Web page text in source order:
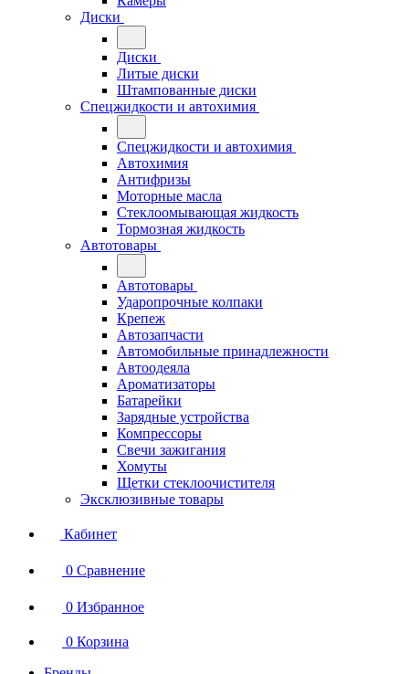
Диски
Диски
Литые диски
Штампованные диски
Спецжидкости и автохимия
Спецжидкости и автохимия
Автохимия
Антифризы
Моторные масла
Стеклоомывающая жидкость
Тормозная жидкость
Автотовары
Автотовары
Ударопрочные колпаки
Крепеж
Автозапчасти
Автомобильные принадлежности
Автоодеяла
Ароматизаторы
Батарейки
Зарядные устройства
Компрессоры
Свечи зажигания
Хомуты
Щетки стеклоочистителя
Эксклюзивные товары
Кабинет
0 Сравнение
0 Избранное
0 Корзина